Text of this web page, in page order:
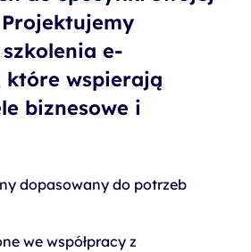
e-
które wspierają
biznesowe i
dopasowany do potrzeb
we współpracy z